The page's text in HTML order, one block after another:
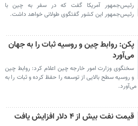
رئیس‌جمهور آمریکا گفت که در سفر به چین با
رئیس‌جمهور این کشور گفتگوی طولانی خواهد داشت.
پکن: روابط چین و روسیه ثبات را به جهان
می‌آورد
سخنگوی وزارت امور خارجه چین اعلام کرد: روابط چین
و روسیه سطح بالایی از توسعه را حفظ کرده و ثبات را به
قیمت نفت بیش از ۴ دلار افزایش یافت